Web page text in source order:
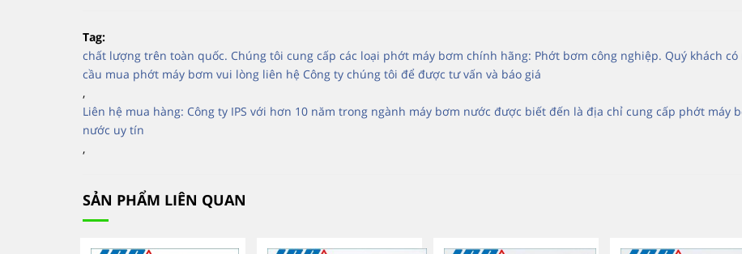
Tag:
chất lượng trên toàn quốc. Chúng tôi cung cấp các loại phớt máy bơm chính hãng: Phớt bơm công nghiệp. Quý khách có
cầu mua phớt máy bơm vui lòng liên hệ Công ty chúng tôi để được tư vấn và báo giá
,
Liên hệ mua hàng: Công ty IPS với hơn 10 năm trong ngành máy bơm nước được biết đến là địa chỉ cung cấp phớt máy
nước uy tín
,
SẢN PHẨM LIÊN QUAN